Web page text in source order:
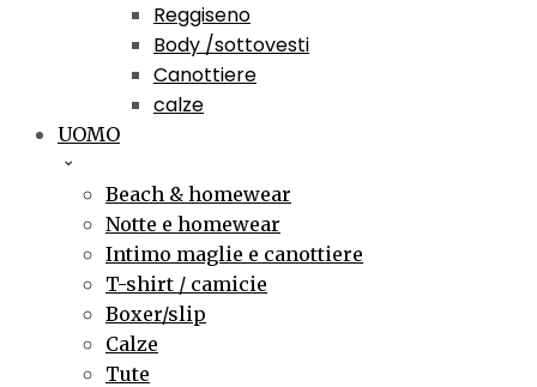
Reggiseno
Body /sottovesti
Canottiere
calze
UOMO
Beach & homewear
Notte e homewear
Intimo maglie e canottiere
T-shirt / camicie
Boxer/slip
Calze
Tute